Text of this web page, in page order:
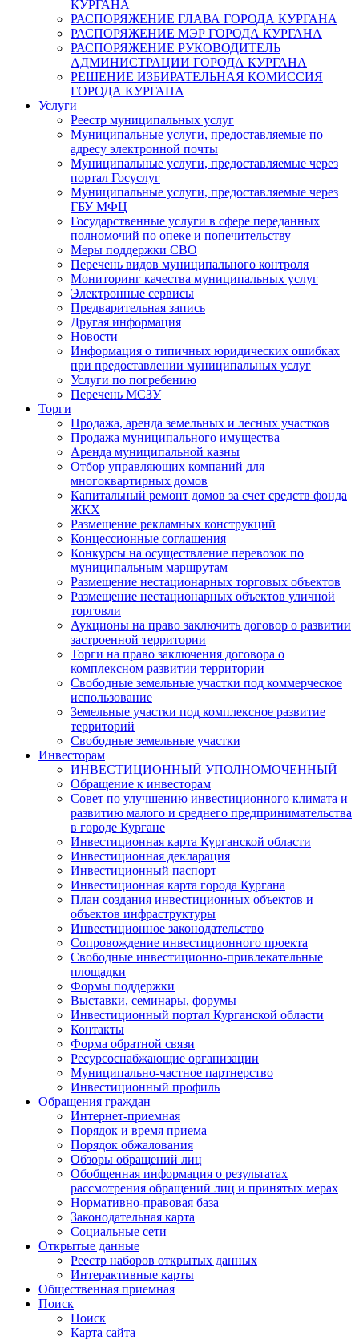
КУРГАНА
РАСПОРЯЖЕНИЕ ГЛАВА ГОРОДА КУРГАНА
РАСПОРЯЖЕНИЕ МЭР ГОРОДА КУРГАНА
РАСПОРЯЖЕНИЕ РУКОВОДИТЕЛЬ
АДМИНИСТРАЦИИ ГОРОДА КУРГАНА
РЕШЕНИЕ ИЗБИРАТЕЛЬНАЯ КОМИССИЯ
ГОРОДА КУРГАНА
Услуги
Реестр муниципальных услуг
Муниципальные услуги, предоставляемые по
адресу электронной почты
Муниципальные услуги, предоставляемые через
портал Госуслуг
Муниципальные услуги, предоставляемые через
ГБУ МФЦ
Государственные услуги в сфере переданных
полномочий по опеке и попечительству
Меры поддержки СВО
Перечень видов муниципального контроля
Мониторинг качества муниципальных услуг
Электронные сервисы
Предварительная запись
Другая информация
Новости
Информация о типичных юридических ошибках
при предоставлении муниципальных услуг
Услуги по погребению
Перечень МСЗУ
Торги
Продажа, аренда земельных и лесных участков
Продажа муниципального имущества
Аренда муниципальной казны
Отбор управляющих компаний для
многоквартирных домов
Капитальный ремонт домов за счет средств фонда
ЖКХ
Размещение рекламных конструкций
Концессионные соглашения
Конкурсы на осуществление перевозок по
муниципальным маршрутам
Размещение нестационарных торговых объектов
Размещение нестационарных объектов уличной
торговли
Аукционы на право заключить договор о развитии
застроенной территории
Торги на право заключения договора о
комплексном развитии территории
Свободные земельные участки под коммерческое
использование
Земельные участки под комплексное развитие
территорий
Свободные земельные участки
Инвесторам
ИНВЕСТИЦИОННЫЙ УПОЛНОМОЧЕННЫЙ
Обращение к инвесторам
Совет по улучшению инвестиционного климата и
развитию малого и среднего предпринимательства
в городе Кургане
Инвестиционная карта Курганской области
Инвестиционная декларация
Инвестиционный паспорт
Инвестиционная карта города Кургана
План создания инвестиционных объектов и
объектов инфраструктуры
Инвестиционное законодательство
Сопровождение инвестиционного проекта
Свободные инвестиционно-привлекательные
площадки
Формы поддержки
Выставки, семинары, форумы
Инвестиционный портал Курганской области
Контакты
Форма обратной связи
Ресурсоснабжающие организации
Муниципально-частное партнерство
Инвестиционный профиль
Обращения граждан
Интернет-приемная
Порядок и время приема
Порядок обжалования
Обзоры обращений лиц
Обобщенная информация о результатах
рассмотрения обращений лиц и принятых мерах
Нормативно-правовая база
Законодательная карта
Социальные сети
Открытые данные
Реестр наборов открытых данных
Интерактивные карты
Общественная приемная
Поиск
Поиск
Карта сайта